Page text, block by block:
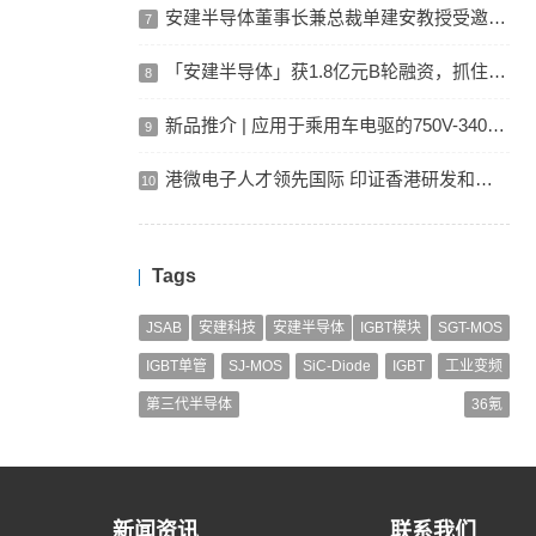
7 安建半导体董事长兼总裁单建安教授受邀出席第35届ISPSD峰会
8 「安建半导体」获1.8亿元B轮融资，抓住半导体功率器件的中国机遇
9 新品推介 | 应用于乘用车电驱的750V-340A IGBT
10 港微电子人才领先国际 印证香港研发和创新成果
Tags
JSAB 安建科技 安建半导体 IGBT模块 SGT-MOS
IGBT单管 SJ-MOS SiC-Diode IGBT 工业变频
第三代半导体 36氪
新闻资讯 联系我们